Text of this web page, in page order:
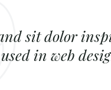
sit dolor
in web